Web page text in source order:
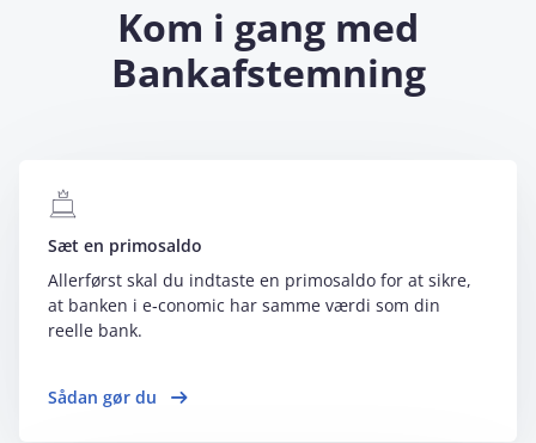
Kom i gang med
Bankafstemning
Sæt en primosaldo
Allerførst skal du indtaste en primosaldo for at sikre,
at banken i e‑conomic har samme værdi som din
reelle bank.
Sådan gør du